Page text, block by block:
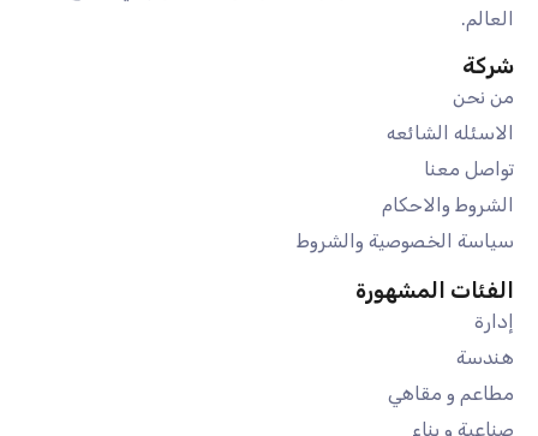
العالم.
شركة
من نحن
الاسئله الشائعه
تواصل معنا
الشروط والاحكام
سياسة الخصوصية والشروط
الفئات المشهورة
إدارة
هندسة
مطاعم و مقاهي
صناعية و بناء